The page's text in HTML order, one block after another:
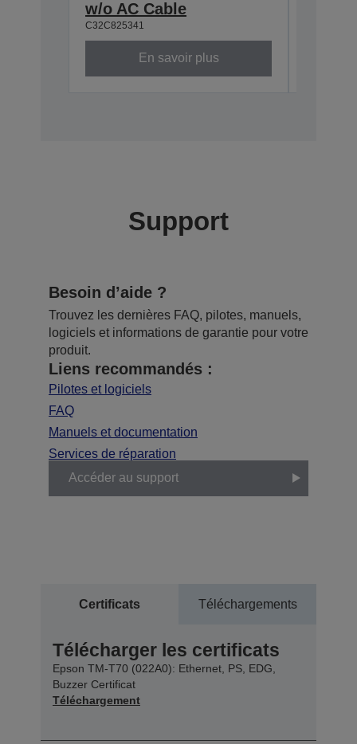
w/o AC Cable
C32C825341
En savoir plus
Support
Besoin d’aide ?
Trouvez les dernières FAQ, pilotes, manuels,
logiciels et informations de garantie pour votre
produit.
Liens recommandés :
Pilotes et logiciels
FAQ
Manuels et documentation
Services de réparation
Accéder au support
Certificats Téléchargements
Télécharger les certificats
Epson TM-T70 (022A0): Ethernet, PS, EDG,
Buzzer Certificat
Téléchargement